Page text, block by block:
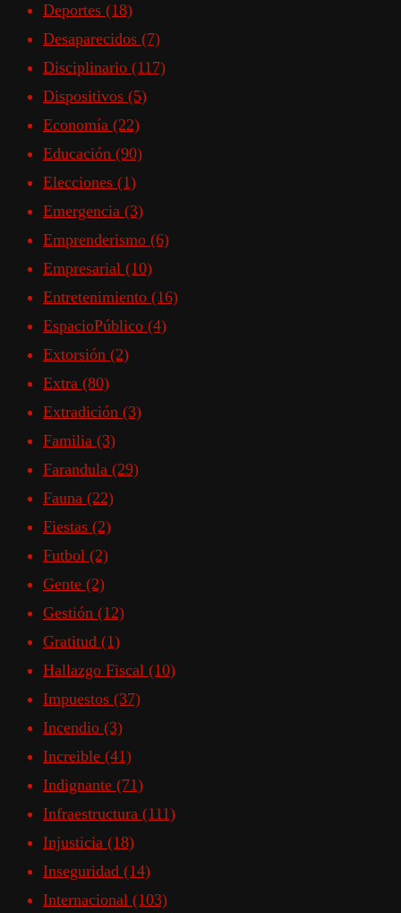
Deportes (18)
Desaparecidos (7)
Disciplinario (117)
Dispositivos (5)
Economía (22)
Educación (90)
Elecciones (1)
Emergencia (3)
Emprenderismo (6)
Empresarial (10)
Entretenimiento (16)
EspacioPúblico (4)
Extorsión (2)
Extra (80)
Extradición (3)
Familia (3)
Farandula (29)
Fauna (22)
Fiestas (2)
Futbol (2)
Gente (2)
Gestión (12)
Gratitud (1)
Hallazgo Fiscal (10)
Impuestos (37)
Incendio (3)
Increible (41)
Indignante (71)
Infraestructura (111)
Injusticia (18)
Inseguridad (14)
Internacional (103)